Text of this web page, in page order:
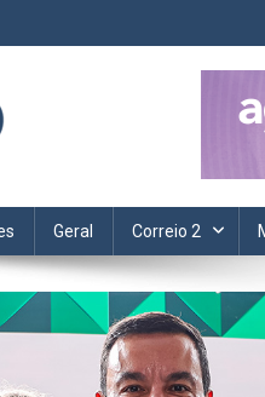
Correio Paulista. Informação,
Geral Correio 2